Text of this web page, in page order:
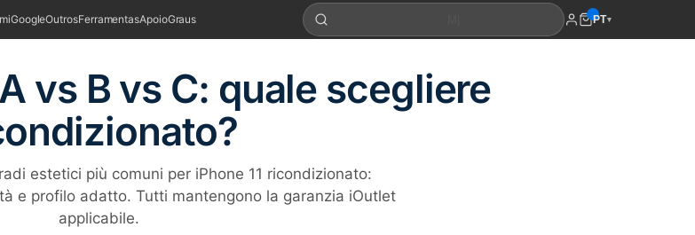
GoogleOutrosFerramentasApoioGraus PT▾
vs B vs C: quale scegliere
estetici più comuni per iPhone 11 ricondizionato:
e profilo adatto. Tutti mantengono la garanzia iOutlet
applicabile.